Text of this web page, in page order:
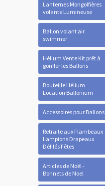
Lanternes Mongolfières
volante Lumineuse
Ballon volant air
swimmer
Hélium Vente Kit prêt à
gonfler les Ballons
Bouteille Hélium
Location Ballonium
Accessoires pour Ballons
Retraite aux Flambeaux
Lampions Drapeaux
Défilés Fêtes
Articles de Noël -
Bonnets de Noel